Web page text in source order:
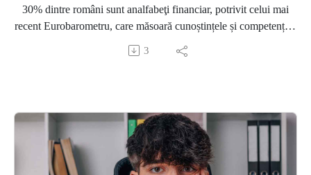
30% dintre români sunt analfabeţi financiar, potrivit celui mai
recent Eurobarometru, care măsoară cunoștințele și competențele
în domeniul educației financiare în UE. Iar un studiu făcut de
Institutul de Economie Mondială susţine că maxim 10% dintre
Strategia națională de educație financiară 2023 – 2030, aflată în
dezbatere publică în această toamnă nu a fost încă adoptată.
3